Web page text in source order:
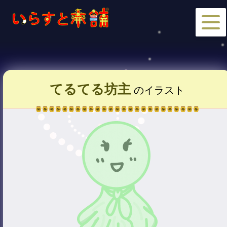
てるてる坊主 のイラスト